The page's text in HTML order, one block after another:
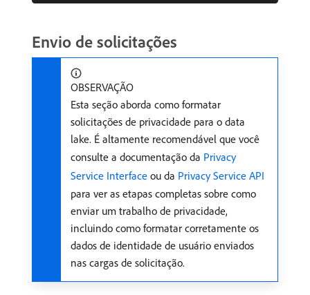
Envio de solicitações
OBSERVAÇÃO
Esta seção aborda como formatar
solicitações de privacidade para o data
lake. É altamente recomendável que você
consulte a documentação da Privacy
Service Interface ou da Privacy Service API
para ver as etapas completas sobre como
enviar um trabalho de privacidade,
incluindo como formatar corretamente os
dados de identidade de usuário enviados
nas cargas de solicitação.